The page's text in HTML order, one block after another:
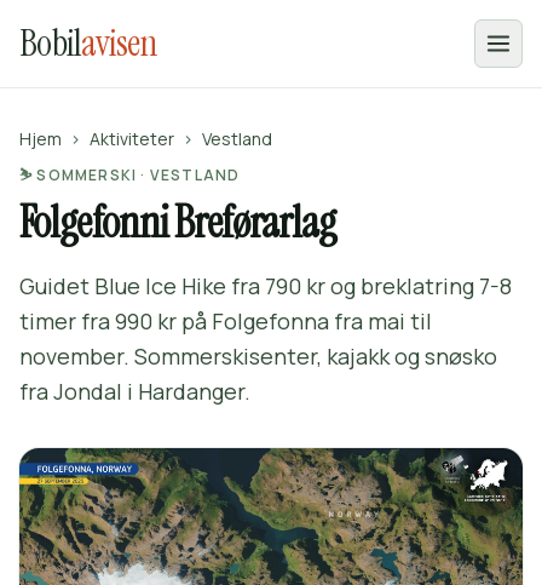
Bobilavisen
Hjem › Aktiviteter › Vestland
⛷️ SOMMERSKI · VESTLAND
Folgefonni Breførarlag
Guidet Blue Ice Hike fra 790 kr og breklatring 7-8
timer fra 990 kr på Folgefonna fra mai til
november. Sommerskisenter, kajakk og snøsko
fra Jondal i Hardanger.